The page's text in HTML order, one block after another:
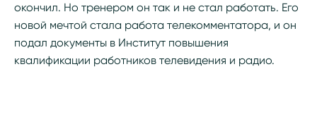
окончил. Но тренером он так и не стал работать. Его
новой мечтой стала работа телекомментатора, и он
подал документы в Институт повышения
квалификации работников телевидения и радио.